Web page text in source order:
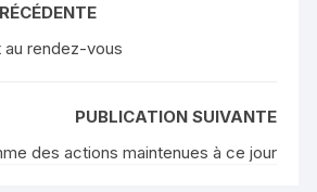
au rendez-vous
PUBLICATION SUIVANTE
des actions maintenues à ce jour